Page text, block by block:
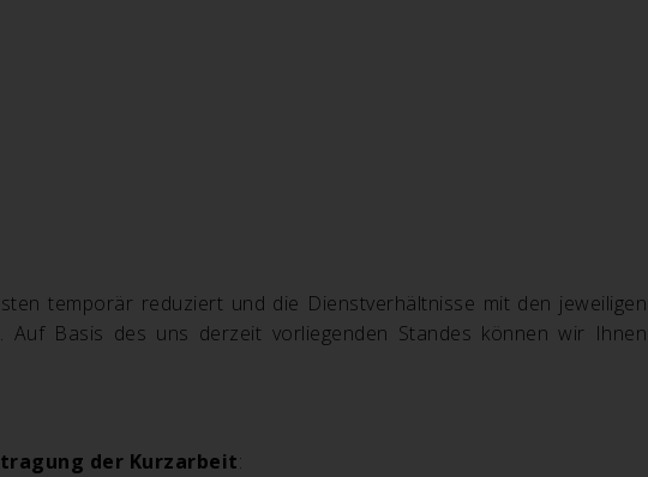
temporär reduziert und die Dienstverhältnisse mit den jeweiligen
Auf Basis des uns derzeit vorliegenden Standes können wir Ihnen
der Kurzarbeit: